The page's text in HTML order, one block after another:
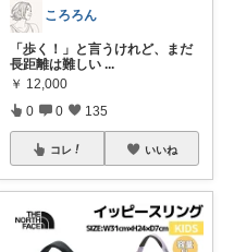
ころろん
「歩く！」と言うけれど、まだ
長距離は難しい ...
￥ 12,000
0 0 135
コレ いいね